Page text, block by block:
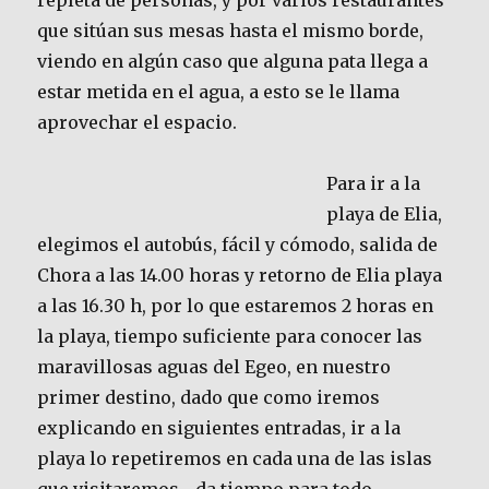
que sitúan sus mesas hasta el mismo borde,
viendo en algún caso que alguna pata llega a
estar metida en el agua, a esto se le llama
aprovechar el espacio.
Para ir a la
playa de Elia,
elegimos el autobús, fácil y cómodo, salida de
Chora a las 14.00 horas y retorno de Elia playa
a las 16.30 h, por lo que estaremos 2 horas en
la playa, tiempo suficiente para conocer las
maravillosas aguas del Egeo, en nuestro
primer destino, dado que como iremos
explicando en siguientes entradas, ir a la
playa lo repetiremos en cada una de las islas